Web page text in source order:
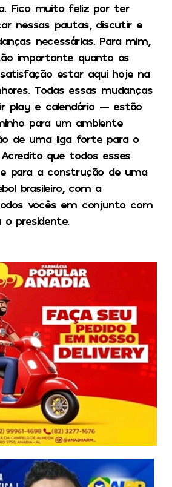
Fico muito feliz por ter
nessas pautas, discutir e
necessárias. Para mim,
importante quanto os
estar aqui hoje na
Todas essas mudanças
play e calendário — estão
para um ambiente
de uma liga forte para o
que todos esses
para a construção de uma
brasileiro, com a
vocês em conjunto com
presidente.